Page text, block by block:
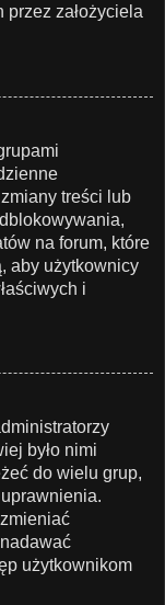
założyciela
treści lub
na forum, które
aby użytkownicy
i
było nimi
do wielu grup,
użytkownikom